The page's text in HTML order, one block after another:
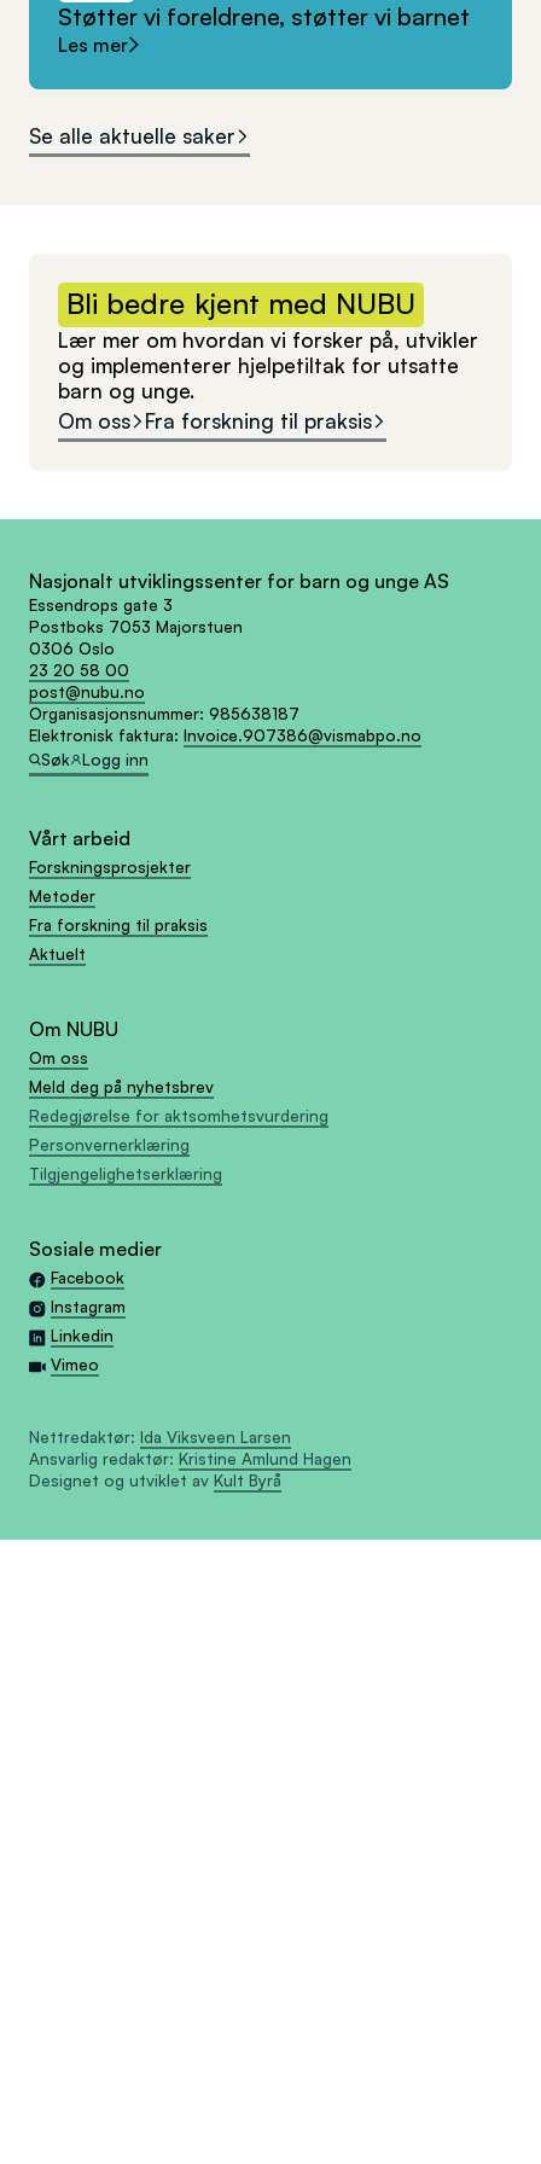
Støtter vi foreldrene, støtter vi barnet
Les mer
Se alle aktuelle saker
Bli bedre kjent med NUBU
Lær mer om hvordan vi forsker på, utvikler
og implementerer hjelpetiltak for utsatte
barn og unge.
Om oss
Fra forskning til praksis
Nasjonalt utviklingssenter for barn og unge AS
Essendrops gate 3
Postboks 7053 Majorstuen
0306 Oslo
23 20 58 00
post@nubu.no
Organisasjonsnummer: 985638187
Elektronisk faktura: Invoice.907386@vismabpo.no
Søk
Logg inn
Vårt arbeid
Forskningsprosjekter
Metoder
Fra forskning til praksis
Aktuelt
Om NUBU
Om oss
Meld deg på nyhetsbrev
Redegjørelse for aktsomhetsvurdering
Personvernerklæring
Tilgjengelighetserklæring
Sosiale medier
Facebook
Instagram
Linkedin
Vimeo
Nettredaktør: Ida Viksveen Larsen
Ansvarlig redaktør: Kristine Amlund Hagen
Designet og utviklet av Kult Byrå